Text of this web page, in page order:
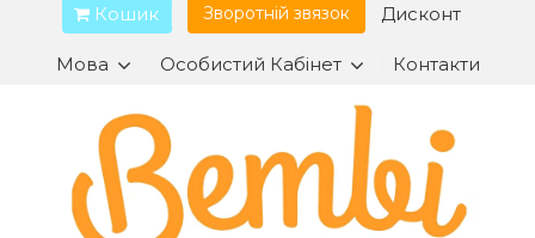
Кошик Зворотній звязок Дисконт
Мова Особистий Кабінет Контакти